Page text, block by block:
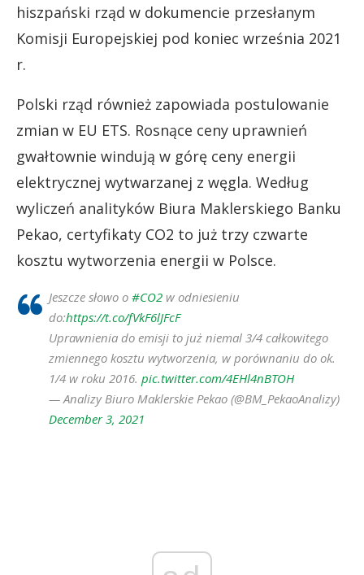
hiszpański rząd w dokumencie przesłanym
Komisji Europejskiej pod koniec września 2021
r.
Polski rząd również zapowiada postulowanie
zmian w EU ETS. Rosnące ceny uprawnień
gwałtownie windują w górę ceny energii
elektrycznej wytwarzanej z węgla. Według
wyliczeń analityków Biura Maklerskiego Banku
Pekao, certyfikaty CO2 to już trzy czwarte
kosztu wytworzenia energii w Polsce.
Jeszcze słowo o #CO2 w odniesieniu
do:https://t.co/fVkF6lJFcF
Uprawnienia do emisji to już niemal 3/4 całkowitego
zmiennego kosztu wytworzenia, w porównaniu do ok.
1/4 w roku 2016. pic.twitter.com/4EHl4nBTOH
— Analizy Biuro Maklerskie Pekao (@BM_PekaoAnalizy)
December 3, 2021